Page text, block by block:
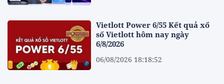
Vietlott Power 6/55 Kết quả xổ
số Vietlott hôm nay ngày
6/8/2026
06/08/2026 18:18:52